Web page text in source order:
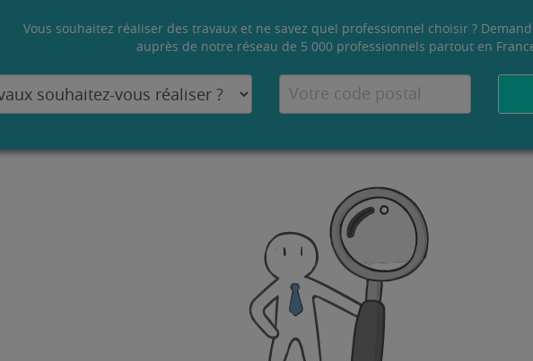
Vous souhaitez réaliser des travaux et ne savez quel professionnel choisir ?
auprès de notre réseau de 5 000 professionnels partout en